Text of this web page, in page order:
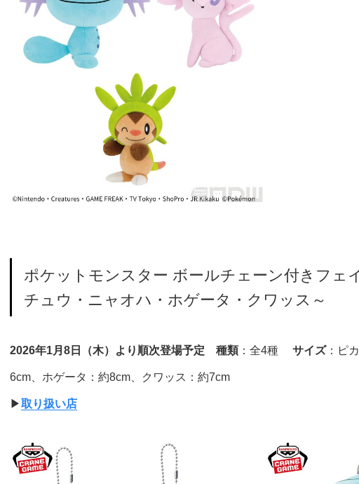
ポケットモンスター ボールチェーン付きフェ
チュウ・ニャオハ・ホゲータ・クワッス～
2026年1月8日（木）より順次登場予定 種類 ：全4種 サイズ：ピ
6cm、ホゲータ：約8cm、クワッス：約7cm
▶︎取り扱い店